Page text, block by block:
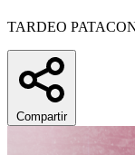
TARDEO
Compartir